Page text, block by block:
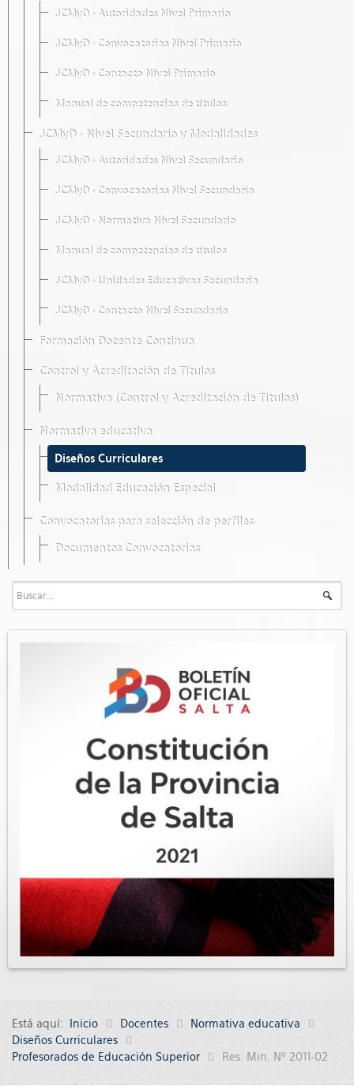
JCMyD · Autoridades Nivel Primario
JCMyD · Convocatorias Nivel Primario
JCMyD · Contacto Nivel Primario
Manual de competencias de títulos
JCMyD · Nivel Secundario y Modalidades
JCMyD · Autoridades Nivel Secundario
JCMyD · Convocatorias Nivel Secundario
JCMyD · Normativa Nivel Secundario
Manual de competencias de títulos
JCMyD · Unidades Educativas Secundaria
JCMyD · Contacto Nivel Secundario
Formación Docente Continua
Control y Acreditación de Títulos
Normativa (Control y Acreditación de Títulos)
Normativa educativa
Diseños Curriculares
Modalidad Educación Especial
Convocatorias para selección de perfiles
Documentos Convocatorias
Está aquí: Inicio Docentes
Normativa educativa
Diseños Curriculares
Profesorados de Educación Superior
Res. Min. Nº 2011-02